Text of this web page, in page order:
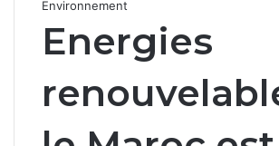
Environnement
Energies